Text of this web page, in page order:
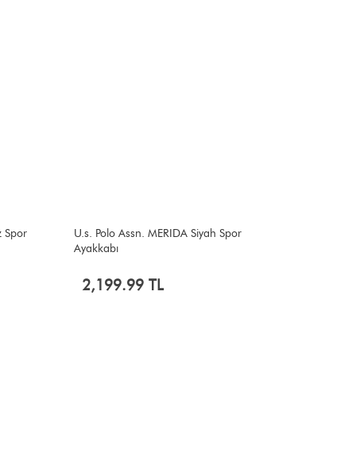
Spor
U.s. Polo Assn. MERIDA Siyah Spor
Ayakkabı
2,199.99 TL